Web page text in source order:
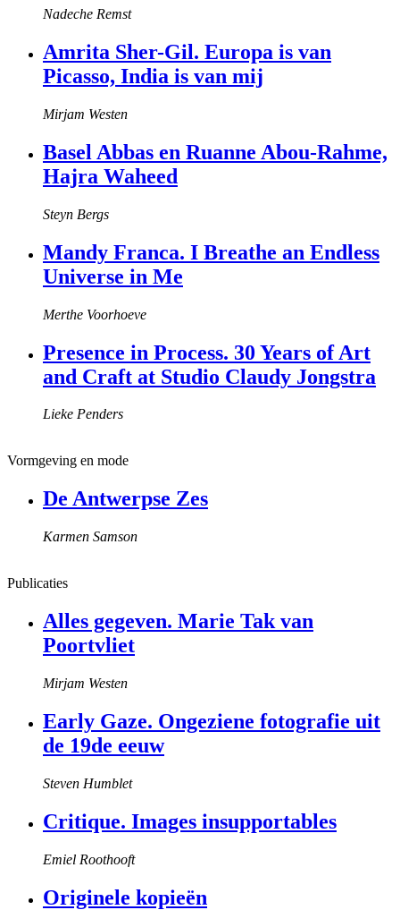
Nadeche Remst
Amrita Sher-Gil. Europa is van
Picasso, India is van mij
Mirjam Westen
Basel Abbas en Ruanne Abou-Rahme,
Hajra Waheed
Steyn Bergs
Mandy Franca. I Breathe an Endless
Universe in Me
Merthe Voorhoeve
Presence in Process. 30 Years of Art
and Craft at Studio Claudy Jongstra
Lieke Penders
Vormgeving en mode
De Antwerpse Zes
Karmen Samson
Publicaties
Alles gegeven. Marie Tak van
Poortvliet
Mirjam Westen
Early Gaze. Ongeziene fotografie uit
de 19de eeuw
Steven Humblet
Critique. Images insupportables
Emiel Roothooft
Originele kopieën